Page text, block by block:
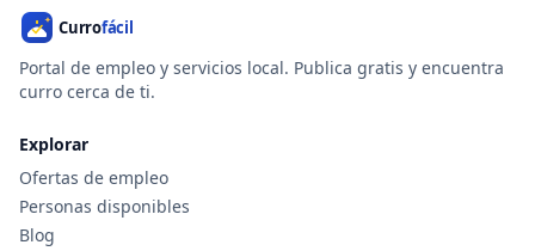
Portal de empleo y servicios local. Publica gratis y encuentra
curro cerca de ti.
Explorar
Ofertas de empleo
Personas disponibles
Blog